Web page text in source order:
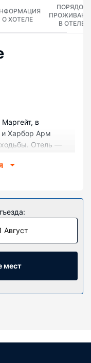
О ХОТЕЛЕ
ПОРЯДОК
В ОТЕЛЕ
в
и Харбор Арм
Отель —
галерея Turner
из 14 номеров с
Бесплатный
вам всегда
вы найдете
и фен.
и услуги:
с 7:30 до 11:00, по
Август
мест